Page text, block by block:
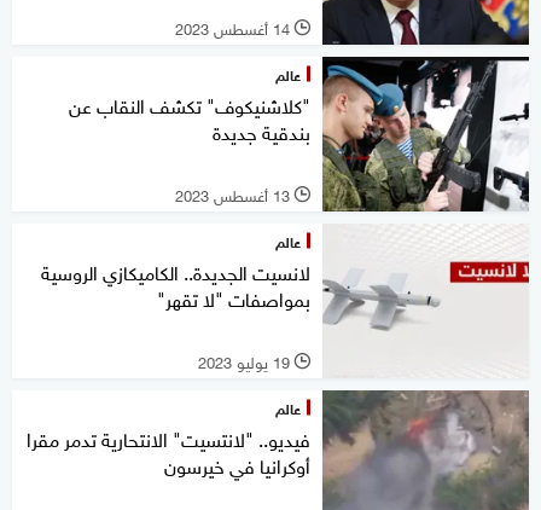
l 14 أغسطس 2023
عالم
"كلاشنيكوف" تكشف النقاب عن
بندقية جديدة
l 13 أغسطس 2023
عالم
لانسيت الجديدة.. الكاميكازي الروسية
بمواصفات "لا تقهر"
l 19 يوليو 2023
عالم
فيديو.. "لانتسيت" الانتحارية تدمر مقرا
أوكرانيا في خيرسون